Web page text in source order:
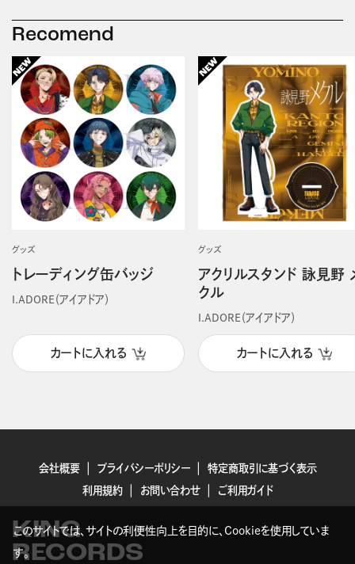
Recomend
グッズ
トレーディング缶バッジ
I.ADORE（アイアドア）
カートに入れる
グッズ
アクリルスタンド 詠見野
クル
I.ADORE（アイアドア）
カートに入れる
会社概要 プライバシーポリシー
特定商取引に基づく表示
利用規約
お問い合わせ ご利用ガイド
KING
RECORDS
このサイトでは、サイトの利便性向上を目的に、Cookieを使用していま
す。